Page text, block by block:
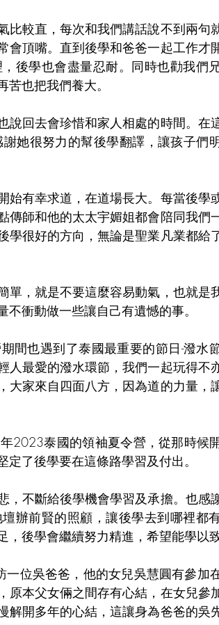
比較直，每次和我們講話說不到兩句
會頂嘴。直到後學和爸爸一起工作才
後學也會盡量忍耐。同時也勸我們
也把我們養大。
說回去會珍惜和家人相處的時間。在
她很努力的幫後學翻譯，讓孩子們
始有幸求道，在道場長大。每當後學
傳師和他的太太宇媚姐都會陪同我們
學很好的方向，無論是聖業凡業都給
單，就是不要這麼容易動氣，也就是
衝動做一些讓自己有遺憾的事。
間也遇到了泰國最重要的節日-潑水
人最愛的潑水環節，我們一起玩得不
大家來自四面八方，因為道的力量，
2023泰國的領袖夏令營，從那時候
了後學要在這條路學習及付出。
，不斷給後學機會學習及承擔。也感
辦前賢的照顧，讓後學去到哪裡都
後學會繼續努力精進，希望能學以
位吳爸爸，他的女兒吳慧圓有參加
本父女倆之間存有心結，在女兒參
解開多年的心結，這讓身為爸爸的吳